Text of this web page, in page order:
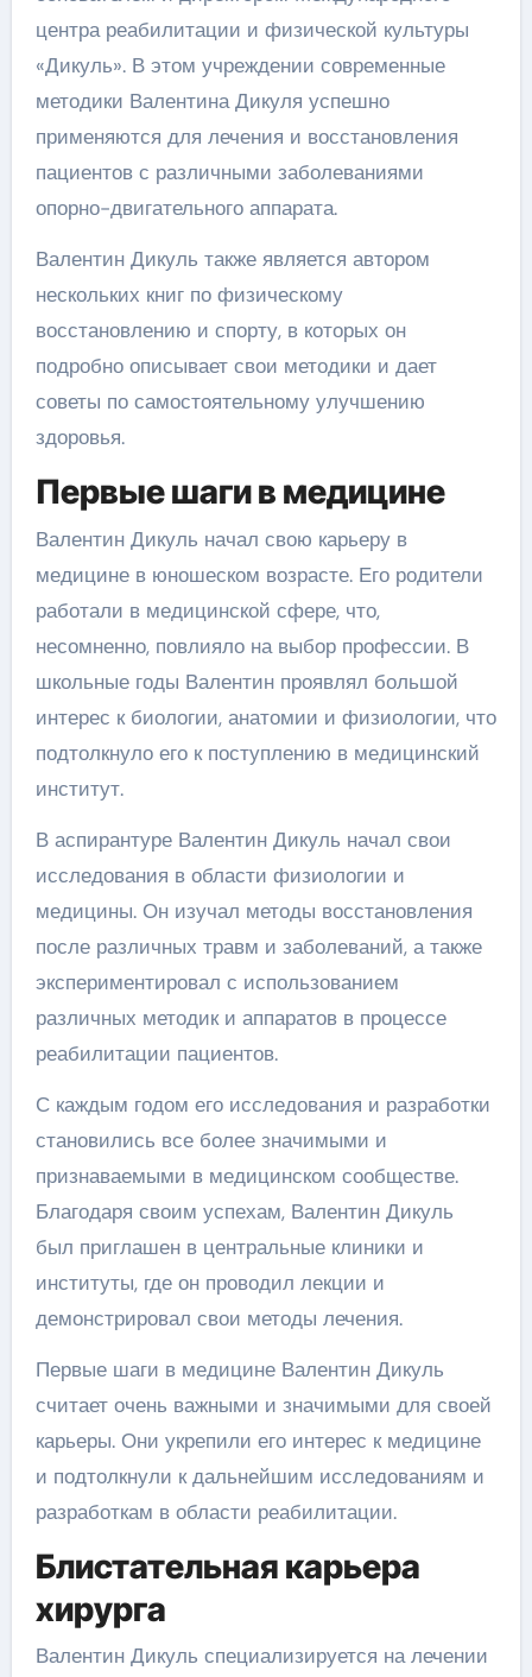
центра реабилитации и физической культуры
«Дикуль». В этом учреждении современные
методики Валентина Дикуля успешно
применяются для лечения и восстановления
пациентов с различными заболеваниями
опорно-двигательного аппарата.
Валентин Дикуль также является автором
нескольких книг по физическому
восстановлению и спорту, в которых он
подробно описывает свои методики и дает
советы по самостоятельному улучшению
здоровья.
Первые шаги в медицине
Валентин Дикуль начал свою карьеру в
медицине в юношеском возрасте. Его родители
работали в медицинской сфере, что,
несомненно, повлияло на выбор профессии. В
школьные годы Валентин проявлял большой
интерес к биологии, анатомии и физиологии, что
подтолкнуло его к поступлению в медицинский
институт.
В аспирантуре Валентин Дикуль начал свои
исследования в области физиологии и
медицины. Он изучал методы восстановления
после различных травм и заболеваний, а также
экспериментировал с использованием
различных методик и аппаратов в процессе
реабилитации пациентов.
С каждым годом его исследования и разработки
становились все более значимыми и
признаваемыми в медицинском сообществе.
Благодаря своим успехам, Валентин Дикуль
был приглашен в центральные клиники и
институты, где он проводил лекции и
демонстрировал свои методы лечения.
Первые шаги в медицине Валентин Дикуль
считает очень важными и значимыми для своей
карьеры. Они укрепили его интерес к медицине
и подтолкнули к дальнейшим исследованиям и
разработкам в области реабилитации.
Блистательная карьера
хирурга
Валентин Дикуль специализируется на лечении